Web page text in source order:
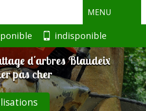
MENU
indisponible
d'arbres Blaudeix
pas cher